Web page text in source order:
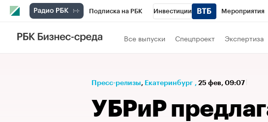
Подписка на РБК Инвестиции Мероприятия
РБК Вино
Проверка контрагентов
Все выпуски Спецпроект Экспертиза
Пресс-релизы⁠, Екатеринбург , 25 фев, 09:07
УБРиР